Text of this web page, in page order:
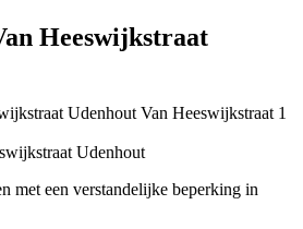
Heeswijkstraat
Udenhout Van Heeswijkstraat 1
met een verstandelijke beperking in